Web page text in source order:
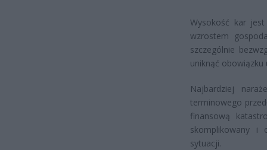
Wysokość kar
wzrostem
szczególnie
uniknąć obowiązku
Najbardziej
terminowego
finansową
skomplikowany i
sytuacji.